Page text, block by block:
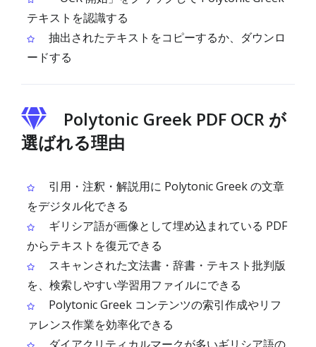
テキストを認識する
抽出されたテキストをコピーするか、ダウンロ
ードする
Polytonic Greek PDF OCR が
選ばれる理由
引用・注釈・解説用に Polytonic Greek の文章
をデジタル化できる
ギリシア語が画像として埋め込まれている PDF
からテキストを復元できる
スキャンされた文法書・辞書・テキスト批判版
を、検索しやすい学習用ファイルにできる
Polytonic Greek コンテンツの索引作成やリフ
ァレンス作業を効率化できる